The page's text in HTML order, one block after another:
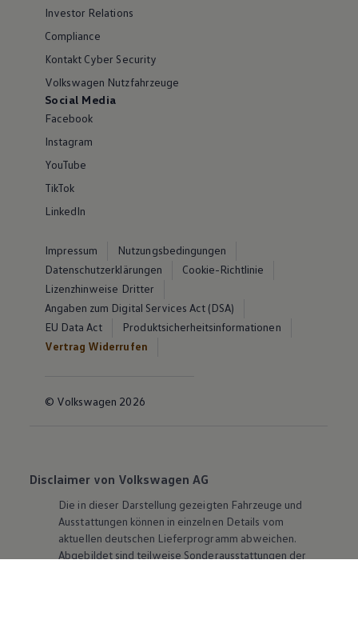
Investor Relations
Compliance
Kontakt Cyber Security
Volkswagen Nutzfahrzeuge
Social Media
Facebook
Instagram
YouTube
TikTok
LinkedIn
Impressum
Nutzungsbedingungen
Datenschutzerklärungen
Cookie-Richtlinie
Lizenzhinweise Dritter
Angaben zum Digital Services Act (DSA)
EU Data Act
Produktsicherheitsinformationen
Vertrag Widerrufen
© Volkswagen 2026
Disclaimer von Volkswagen AG
Die in dieser Darstellung gezeigten Fahrzeuge und
Ausstattungen können in einzelnen Details vom
aktuellen deutschen Lieferprogramm abweichen.
Abgebildet sind teilweise Sonderausstattungen der